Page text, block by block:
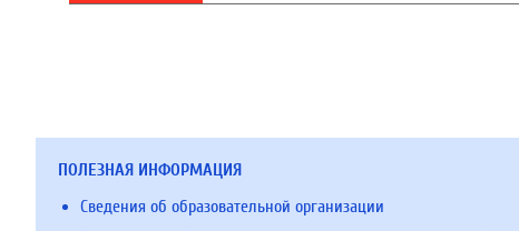
ПОЛЕЗНАЯ ИНФОРМАЦИЯ
Сведения об образовательной организации